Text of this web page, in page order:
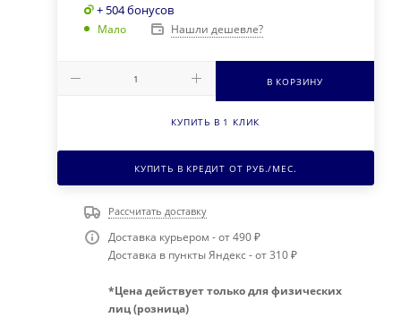
+ 504 бонусов
Мало Нашли дешевле?
В КОРЗИНУ
КУПИТЬ В 1 КЛИК
КУПИТЬ В КРЕДИТ ОТ РУБ./МЕС.
Рассчитать доставку
Доставка курьером - от 490 ₽
Доставка в пункты Яндекс - от 310 ₽
*Цена действует только для физических
лиц (розница)